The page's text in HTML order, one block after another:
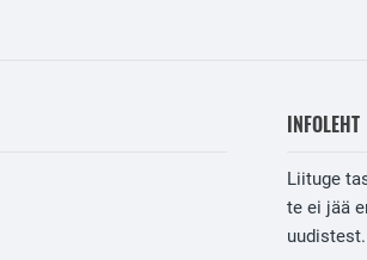
INFOLEHT
Liituge
te ei jää
uudistest.